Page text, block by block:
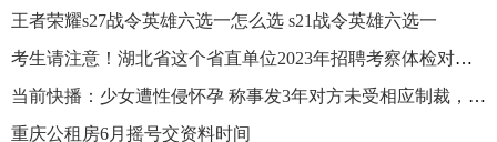
王者荣耀s27战令英雄六选一怎么选 s21战令英雄六选一
考生请注意！湖北省这个省直单位2023年招聘考察体检对象公示已出
当前快播：少女遭性侵怀孕 称事发3年对方未受相应制裁，家属曾多次追问
重庆公租房6月摇号交资料时间